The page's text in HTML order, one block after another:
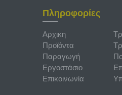
Πληροφορίες
Αρχικη
Προϊόντα
Παραγωγή
Εργοστάσιο
Επικοινωνία